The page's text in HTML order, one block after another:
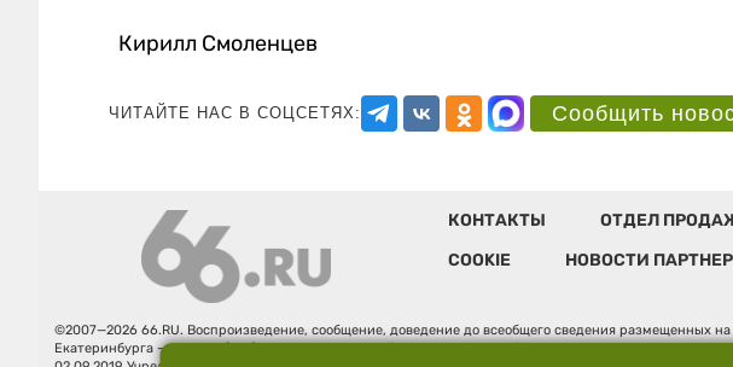
Кирилл Смоленцев
ЧИТАЙТЕ НАС В СОЦСЕТЯХ: Сообщить
КОНТАКТЫ ОТДЕЛ
COOKIE
НОВОСТИ
©2007—2026 66.RU. Воспроизведение, сообщение, доведение до всеобщего сведения размещенных
Екатеринбурга — «66.ru» (18+) зарегистрировано Федеральной службой по надзору в сфере